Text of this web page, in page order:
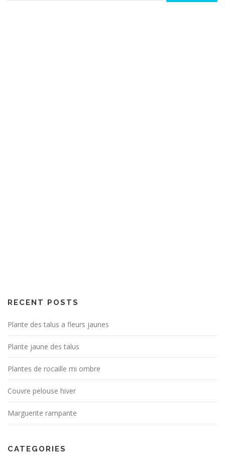
RECENT POSTS
Plante des talus a fleurs jaunes
Plante jaune des talus
Plantes de rocaille mi ombre
Couvre pelouse hiver
Marguerite rampante
CATEGORIES